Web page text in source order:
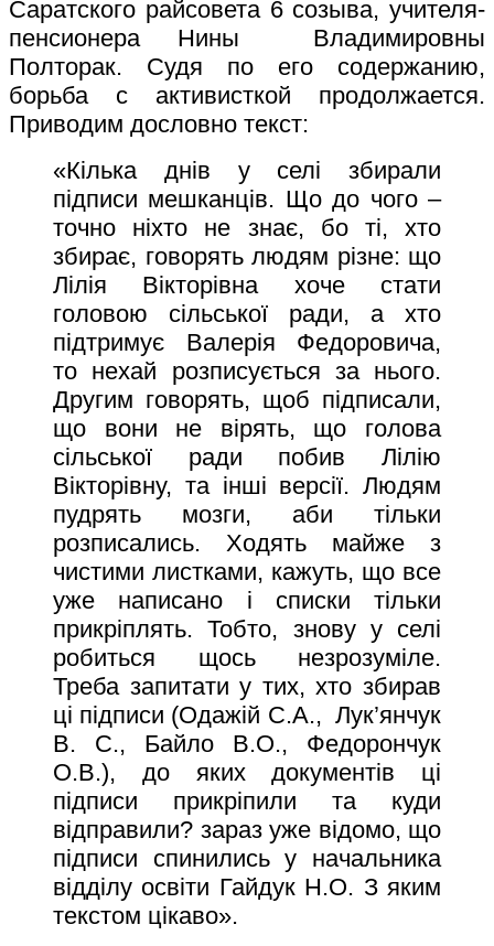
Саратского райсовета 6 созыва, учителя-
пенсионера Нины Владимировны
Полторак. Судя по его содержанию,
борьба с активисткой продолжается.
Приводим дословно текст:
«Кілька днів у селі збирали
підписи мешканців. Що до чого –
точно ніхто не знає, бо ті, хто
збирає, говорять людям різне: що
Лілія Вікторівна хоче стати
головою сільської ради, а хто
підтримує Валерія Федоровича,
то нехай розписується за нього.
Другим говорять, щоб підписали,
що вони не вірять, що голова
сільської ради побив Лілію
Вікторівну, та інші версії. Людям
пудрять мозги, аби тільки
розписались. Ходять майже з
чистими листками, кажуть, що все
уже написано і списки тільки
прикріплять. Тобто, знову у селі
робиться щось незрозуміле.
Треба запитати у тих, хто збирав
ці підписи (Одажій С.А., Лук’янчук
В. С., Байло В.О., Федорончук
О.В.), до яких документів ці
підписи прикріпили та куди
відправили? зараз уже відомо, що
підписи спинились у начальника
відділу освіти Гайдук Н.О. З яким
текстом цікаво».